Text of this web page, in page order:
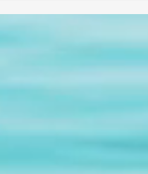
sabor, historias y